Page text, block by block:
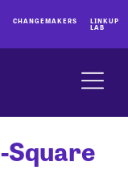
CHANGEMAKERS LINKUP
LAB